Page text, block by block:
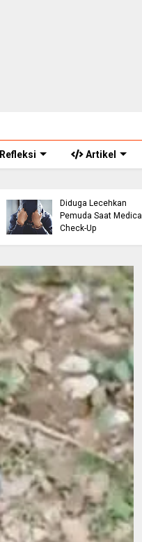
Refleksi Artikel
Diduga Lecehkan
Pemuda Saat Medical
Check-Up